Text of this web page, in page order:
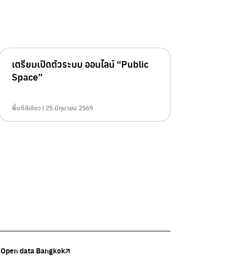
เตรียมเปิดตัวระบบ ออนไลน์ “Public
Space”
พื้นที่สีเขียว | 25 มิถุนายน 2569
Open data Bangkok
ลุงซาเล้งกับขยะที่หายไป
Air4Thai
We park
กรมควบคุมมลพิษ